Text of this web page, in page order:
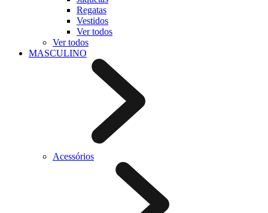
Regatas
Vestidos
Ver todos
Ver todos
MASCULINO
Acessórios